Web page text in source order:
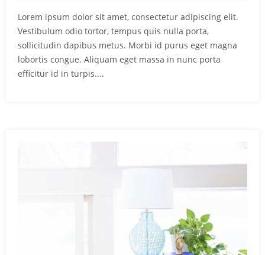
Lorem ipsum dolor sit amet, consectetur adipiscing elit.
Vestibulum odio tortor, tempus quis nulla porta,
sollicitudin dapibus metus. Morbi id purus eget magna
lobortis congue. Aliquam eget massa in nunc porta
efficitur id in turpis....